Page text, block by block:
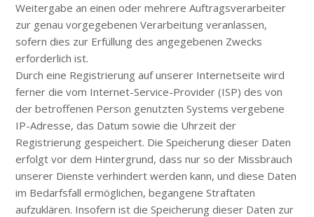
Weitergabe an einen oder mehrere Auftragsverarbeiter
zur genau vorgegebenen Verarbeitung veranlassen,
sofern dies zur Erfüllung des angegebenen Zwecks
erforderlich ist.
Durch eine Registrierung auf unserer Internetseite wird
ferner die vom Internet-Service-Provider (ISP) des von
der betroffenen Person genutzten Systems vergebene
IP-Adresse, das Datum sowie die Uhrzeit der
Registrierung gespeichert. Die Speicherung dieser Daten
erfolgt vor dem Hintergrund, dass nur so der Missbrauch
unserer Dienste verhindert werden kann, und diese Daten
im Bedarfsfall ermöglichen, begangene Straftaten
aufzuklären. Insofern ist die Speicherung dieser Daten zur